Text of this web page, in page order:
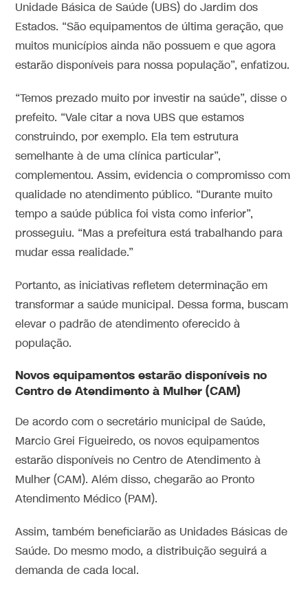
Unidade Básica de Saúde (UBS) do Jardim dos
Estados. “São equipamentos de última geração, que
muitos municípios ainda não possuem e que agora
estarão disponíveis para nossa população”, enfatizou.
“Temos prezado muito por investir na saúde”, disse o
prefeito. “Vale citar a nova UBS que estamos
construindo, por exemplo. Ela tem estrutura
semelhante à de uma clínica particular”,
complementou. Assim, evidencia o compromisso com
qualidade no atendimento público. “Durante muito
tempo a saúde pública foi vista como inferior”,
prosseguiu. “Mas a prefeitura está trabalhando para
mudar essa realidade.”
Portanto, as iniciativas refletem determinação em
transformar a saúde municipal. Dessa forma, buscam
elevar o padrão de atendimento oferecido à
população.
Novos equipamentos estarão disponíveis no
Centro de Atendimento à Mulher (CAM)
De acordo com o secretário municipal de Saúde,
Marcio Grei Figueiredo, os novos equipamentos
estarão disponíveis no Centro de Atendimento à
Mulher (CAM). Além disso, chegarão ao Pronto
Atendimento Médico (PAM).
Assim, também beneficiarão as Unidades Básicas de
Saúde. Do mesmo modo, a distribuição seguirá a
demanda de cada local.